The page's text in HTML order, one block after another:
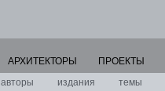
авторы издания темы
АРХИТЕКТОРЫ ПРОЕКТЫ